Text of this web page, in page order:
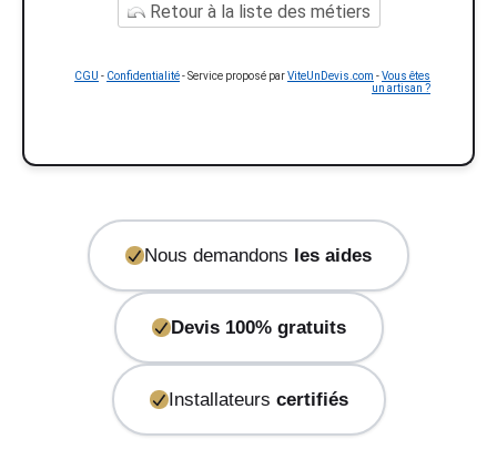
Retour à la liste des métiers
CGU - Confidentialité- Service proposé parViteUnDevis.com -Vous êtes
un artisan ?
Nous demandons les aides
Devis 100% gratuits
Installateurs certifiés